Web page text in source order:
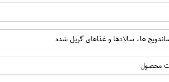
ها، سالادها و غذاهای گریل شده
محصول